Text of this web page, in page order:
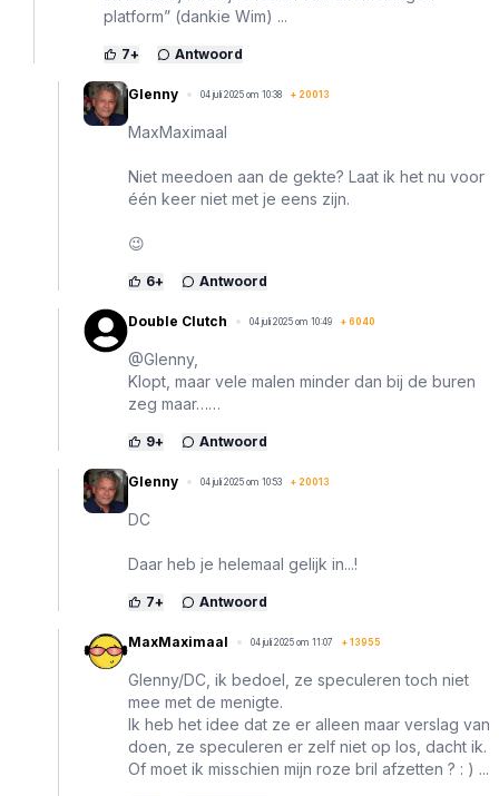
platform” (dankie Wim) ...
7+ Antwoord
Glenny 04 juli 2025 om 10:38 + 20013
MaxMaximaal
Niet meedoen aan de gekte? Laat ik het nu voor
één keer niet met je eens zijn.
😉
6+ Antwoord
Double Clutch 04 juli 2025 om 10:49 + 6040
@Glenny,
Klopt, maar vele malen minder dan bij de buren
zeg maar……
9+ Antwoord
Glenny 04 juli 2025 om 10:53 + 20013
DC
Daar heb je helemaal gelijk in...!
7+ Antwoord
MaxMaximaal 04 juli 2025 om 11:07 + 13955
Glenny/DC, ik bedoel, ze speculeren toch niet
mee met de menigte.
Ik heb het idee dat ze er alleen maar verslag van
doen, ze speculeren er zelf niet op los, dacht ik.
Of moet ik misschien mijn roze bril afzetten ? : ) ...